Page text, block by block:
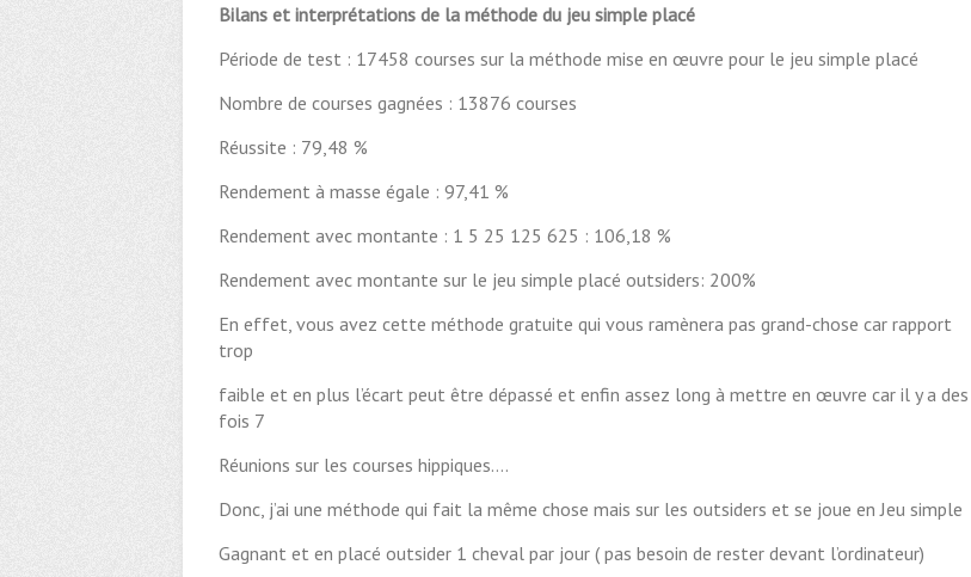
Bilans et interprétations de la méthode du jeu simple placé
Période de test : 17458 courses sur la méthode mise en œuvre pour le jeu simple placé
Nombre de courses gagnées : 13876 courses
Réussite : 79,48 %
Rendement à masse égale : 97,41 %
Rendement avec montante : 1 5 25 125 625 : 106,18 %
Rendement avec montante sur le jeu simple placé outsiders: 200%
En effet, vous avez cette méthode gratuite qui vous ramènera pas grand-chose car rapport
trop
faible et en plus l’écart peut être dépassé et enfin assez long à mettre en œuvre car il y a des
fois 7
Réunions sur les courses hippiques….
Donc, j’ai une méthode qui fait la même chose mais sur les outsiders et se joue en Jeu simple
Gagnant et en placé outsider 1 cheval par jour ( pas besoin de rester devant l’ordinateur)